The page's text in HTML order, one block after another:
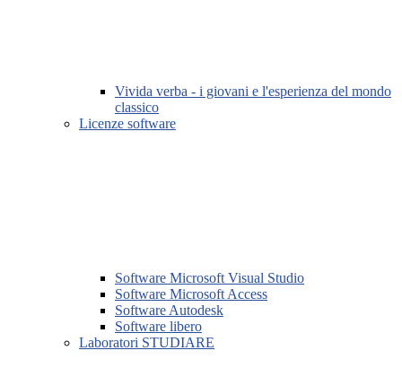
Vivida verba - i giovani e l'esperienza del mondo
classico
Licenze software
Software Microsoft Visual Studio
Software Microsoft Access
Software Autodesk
Software libero
Laboratori STUDIARE